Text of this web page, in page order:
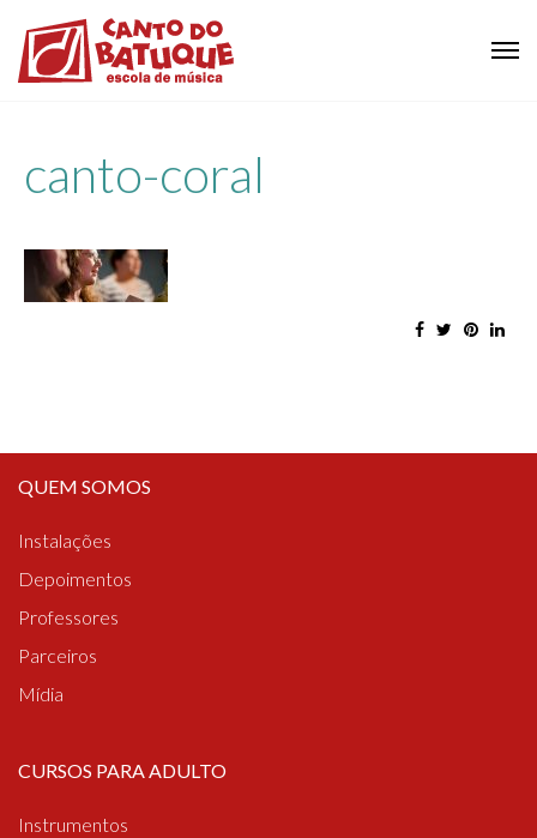
canto-coral
QUEM SOMOS
Instalações
Depoimentos
Professores
Parceiros
Mídia
CURSOS PARA ADULTO
Instrumentos